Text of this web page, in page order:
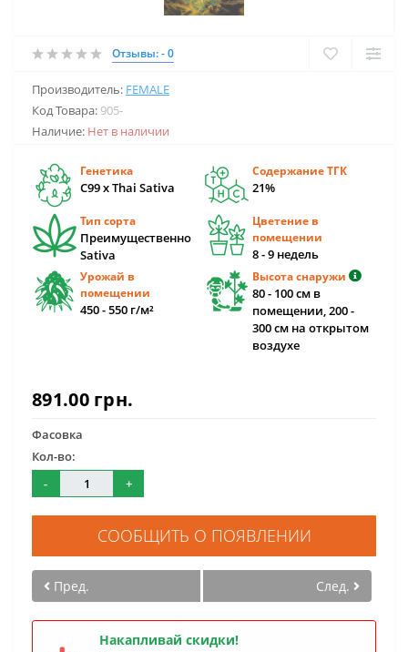
Отзывы: - 0
Производитель: FEMALE
Код Товара: 905-
Наличие: Нет в наличии
Генетика
C99 x Thai Sativa
Содержание ТГК
21%
Тип сорта
Преимущественно
Sativa
Цветение в
помещении
8 - 9 недель
Урожай в
помещении
450 - 550 г/м²
Высота снаружи
80 - 100 см в
помещении, 200 -
300 см на открытом
воздухе
891.00 грн.
Фасовка
Кол-во:
-
+
СООБЩИТЬ О ПОЯВЛЕНИИ
Пред. След.
Накапливай скидки!